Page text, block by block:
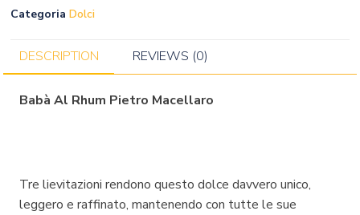
Categoria Dolci
DESCRIPTION REVIEWS (0)
Babà Al Rhum Pietro Macellaro
Tre lievitazioni rendono questo dolce davvero unico,
leggero e raffinato, mantenendo con tutte le sue